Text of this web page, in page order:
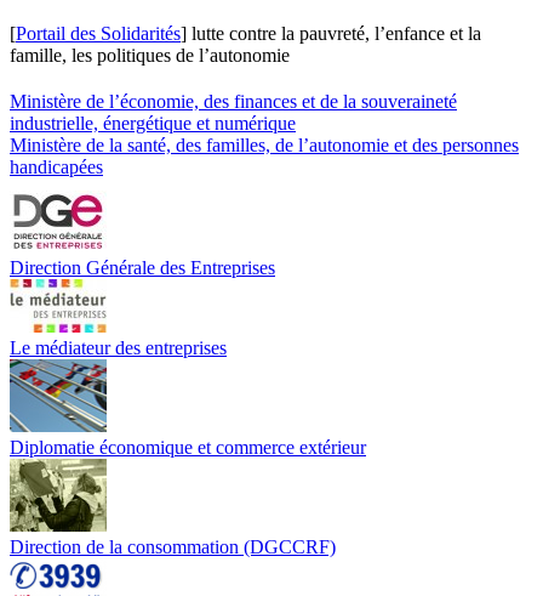
[Portail des Solidarités] lutte contre la pauvreté, l’enfance et la
famille, les politiques de l’autonomie
Ministère de l’économie, des finances et de la souveraineté
industrielle, énergétique et numérique
Ministère de la santé, des familles, de l’autonomie et des personnes
handicapées
Direction Générale des Entreprises
Le médiateur des entreprises
Diplomatie économique et commerce extérieur
Direction de la consommation (DGCCRF)